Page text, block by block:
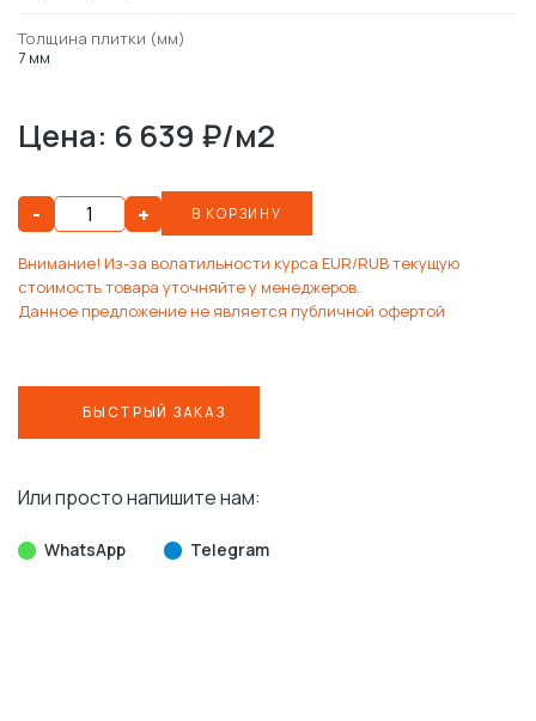
Толщина плитки (мм)
7 мм
Цена: 6 639 ₽/м2
- + В КОРЗИНУ
Внимание! Из-за волатильности курса EUR/RUB текущую
стоимость товара уточняйте у менеджеров.
Данное предложение не является публичной офертой
БЫСТРЫЙ ЗАКАЗ
Или просто напишите нам:
WhatsApp Telegram